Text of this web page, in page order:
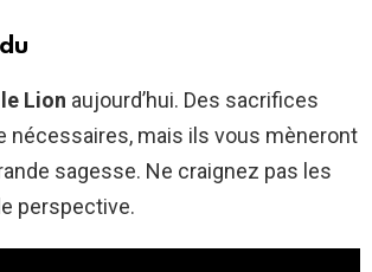
le Lion aujourd’hui. Des sacrifices
nécessaires, mais ils vous mèneront
sagesse. Ne craignez pas les
perspective.